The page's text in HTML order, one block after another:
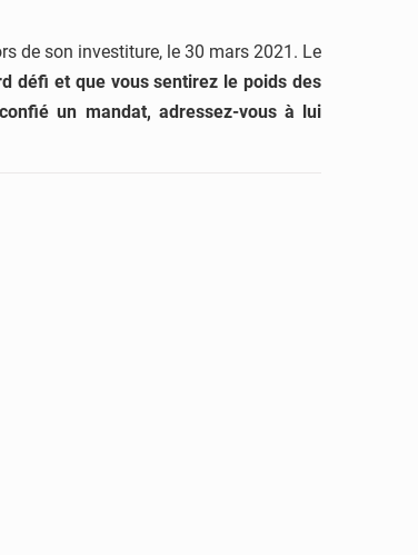
de son investiture, le 30 mars 2021. Le
défi et que vous sentirez le poids des
un mandat, adressez-vous à lui